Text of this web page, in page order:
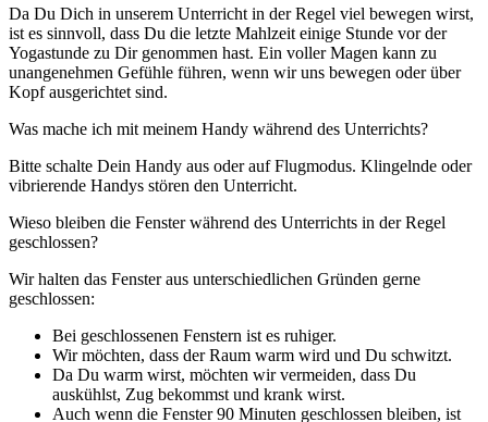
Da Du Dich in unserem Unterricht in der Regel viel bewegen wirst,
ist es sinnvoll, dass Du die letzte Mahlzeit einige Stunde vor der
Yogastunde zu Dir genommen hast. Ein voller Magen kann zu
unangenehmen Gefühle führen, wenn wir uns bewegen oder über
Kopf ausgerichtet sind.
Was mache ich mit meinem Handy während des Unterrichts?
Bitte schalte Dein Handy aus oder auf Flugmodus. Klingelnde oder
vibrierende Handys stören den Unterricht.
Wieso bleiben die Fenster während des Unterrichts in der Regel
geschlossen?
Wir halten das Fenster aus unterschiedlichen Gründen gerne
geschlossen:
Bei geschlossenen Fenstern ist es ruhiger.
Wir möchten, dass der Raum warm wird und Du schwitzt.
Da Du warm wirst, möchten wir vermeiden, dass Du
auskühlst, Zug bekommst und krank wirst.
Auch wenn die Fenster 90 Minuten geschlossen bleiben, ist